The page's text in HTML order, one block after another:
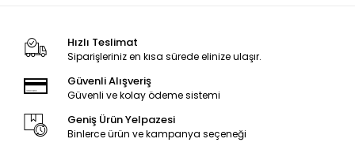
Hızlı Teslimat
Siparişleriniz en kısa sürede elinize ulaşır.
Güvenli Alışveriş
Güvenli ve kolay ödeme sistemi
Geniş Ürün Yelpazesi
Binlerce ürün ve kampanya seçeneği